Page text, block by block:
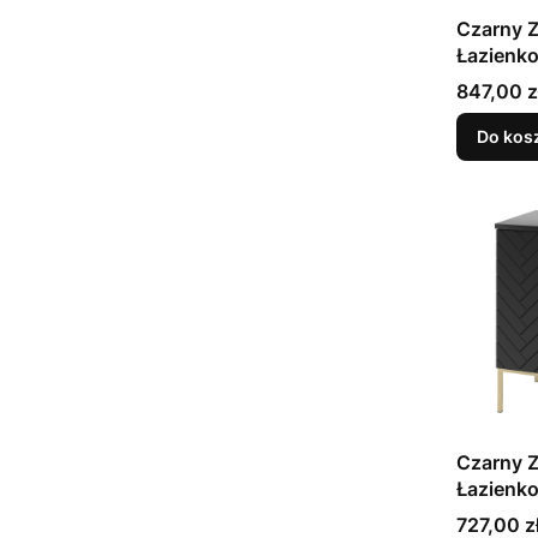
Czarny
z Blatem
Aspen
Cena
847,00
Do
Czarny
z Blatem
Cena
727,00